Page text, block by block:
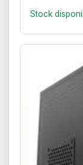
Stock